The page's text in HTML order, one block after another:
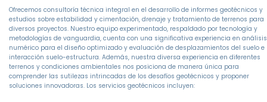
Ofrecemos consultoría técnica integral en el desarrollo de informes geotécnicos y
estudios sobre estabilidad y cimentación, drenaje y tratamiento de terrenos para
diversos proyectos. Nuestro equipo experimentado, respaldado por tecnología y
metodologías de vanguardia, cuenta con una significativa experiencia en análisis
numérico para el diseño optimizado y evaluación de desplazamientos del suelo e
interacción suelo-estructura. Además, nuestra diversa experiencia en diferentes
terrenos y condiciones ambientales nos posiciona de manera única para
comprender las sutilezas intrincadas de los desafíos geotécnicos y proponer
soluciones innovadoras. Los servicios geotécnicos incluyen: